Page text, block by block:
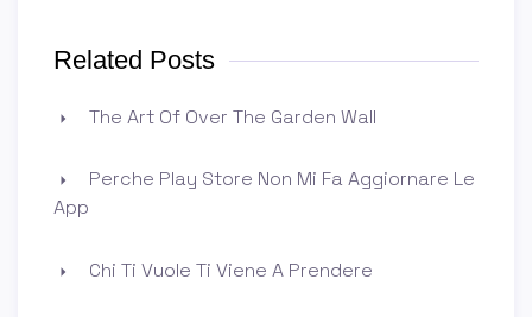
Related Posts
The Art Of Over The Garden Wall
Perche Play Store Non Mi Fa Aggiornare Le
App
Chi Ti Vuole Ti Viene A Prendere